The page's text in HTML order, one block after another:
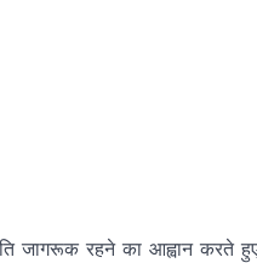
जागरूक रहने का आह्वान करते